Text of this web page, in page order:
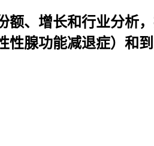
额、增长和行业分析
性腺功能减退症）和